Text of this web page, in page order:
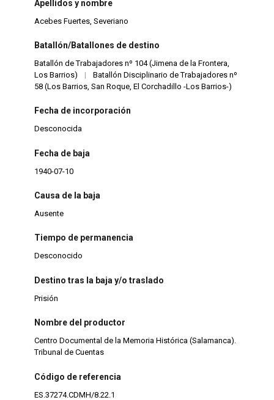
Apellidos y nombre
Acebes Fuertes, Severiano
Batallón/Batallones de destino
Batallón de Trabajadores nº 104 (Jimena de la Frontera,
Los Barrios)
|
Batallón Disciplinario de Trabajadores nº
58 (Los Barrios, San Roque, El Corchadillo -Los Barrios-)
Fecha de incorporación
Desconocida
Fecha de baja
1940-07-10
Causa de la baja
Ausente
Tiempo de permanencia
Desconocido
Destino tras la baja y/o traslado
Prisión
Nombre del productor
Centro Documental de la Memoria Histórica (Salamanca).
Tribunal de Cuentas
Código de referencia
ES.37274.CDMH/8.22.1